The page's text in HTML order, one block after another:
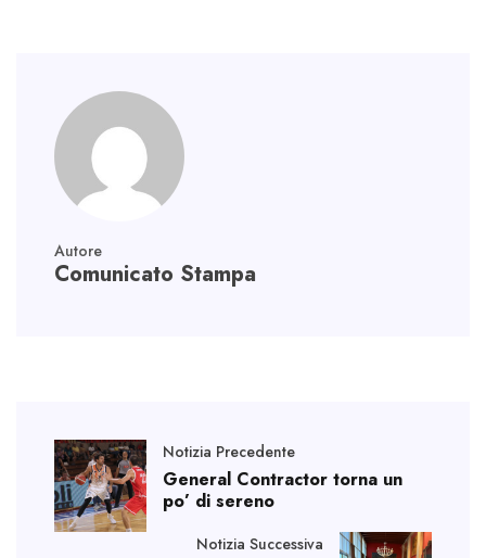
Autore
Comunicato Stampa
Notizia Precedente
General Contractor torna un
po’ di sereno
Notizia Successiva